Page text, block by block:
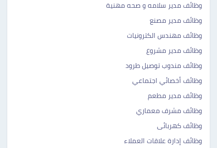
وظائف مدير سلامه و صحه مهنية
وظائف مدير مصنع
وظائف مهندس الكترونيات
وظائف مدير مشروع
وظائف مندوب توصيل طرود
وظائف أخصائي اجتماعي
وظائف مدير مطعم
وظائف مشرف معماري
وظائف كهربائى
وظائف إدارة علاقات العملاء